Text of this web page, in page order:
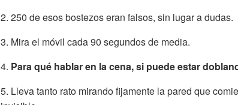
2. 250 de esos bostezos eran falsos, sin lugar a dudas.
3. Mira el móvil cada 90 segundos de media.
4. Para qué hablar en la cena, si puede estar
5. Lleva tanto rato mirando fijamente la pared que